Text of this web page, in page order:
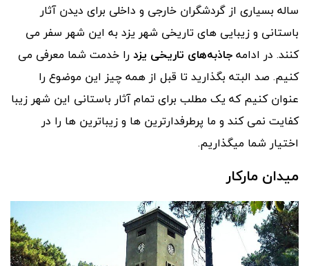
ساله بسیاری از گردشگران خارجی و داخلی برای دیدن آثار
باستانی و زیبایی های تاریخی شهر یزد به این شهر سفر می
کنند. در ادامهجاذبه‌های تاریخی یزدرا خدمت شما معرفی می
کنیم. صد البته بگذارید تا قبل از همه چیز این موضوع را
عنوان کنیم که یک مطلب برای تمام آثار باستانی این شهر زیبا
کفایت نمی کند و ما پرطرفدارترین ها و زیباترین ها را در
اختیار شما میگذاریم.
میدان مارکار